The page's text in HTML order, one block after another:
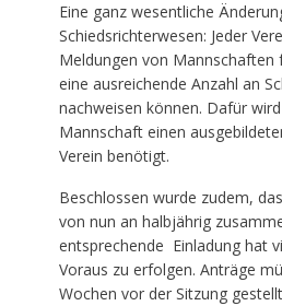
Eine ganz wesentliche
Schiedsrichterwesen: Jeder
Meldungen von Mannschaften
eine ausreichende Anzahl an
nachweisen können. Dafür
Mannschaft einen
Verein benötigt.
Beschlossen wurde zudem,
von nun an halbjährig
entsprechende Einladung hat
Voraus zu erfolgen. Anträge
Wochen vor der Sitzung